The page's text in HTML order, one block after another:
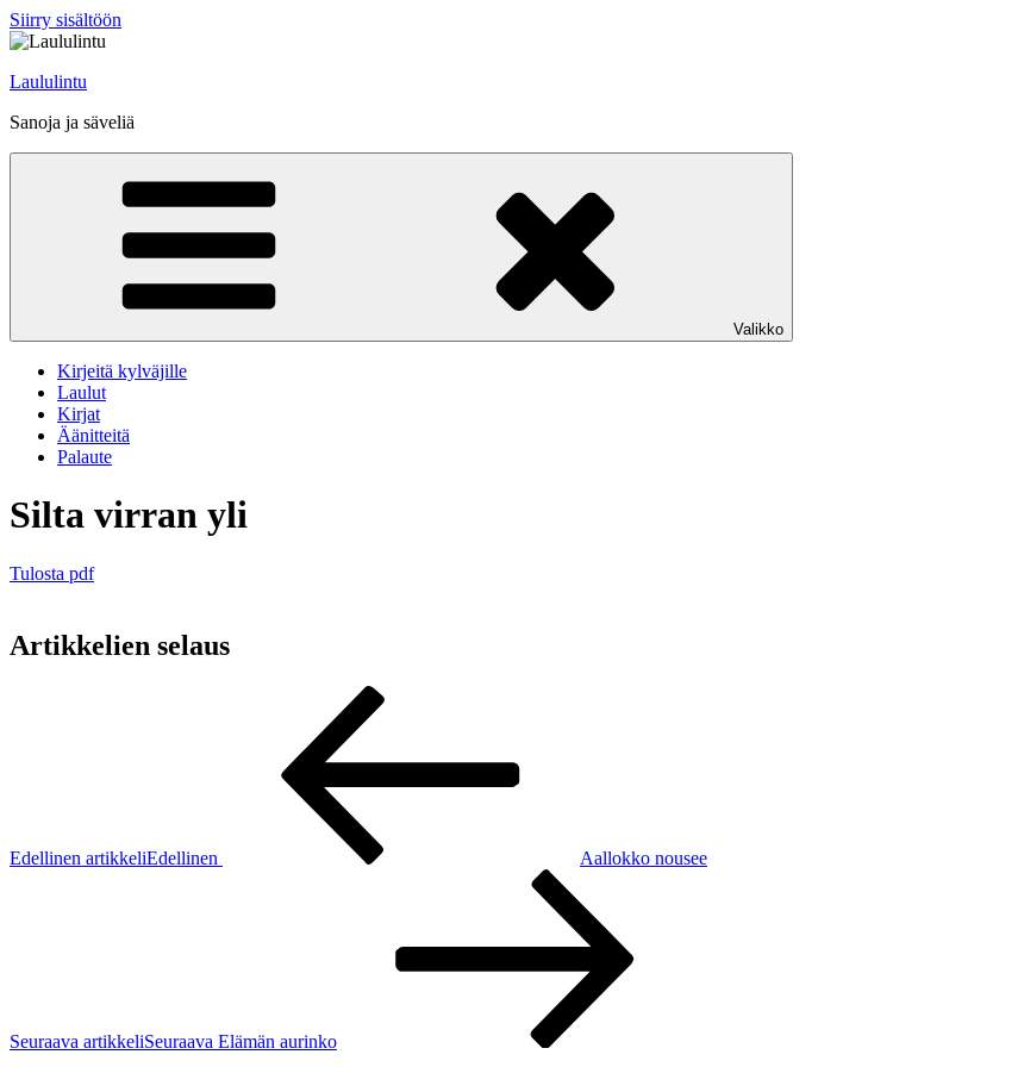
Siirry sisältöön
Laululintu
Sanoja ja säveliä
Valikko
Kirjeitä kylväjille
Laulut
Kirjat
Äänitteitä
Palaute
Silta virran yli
Tulosta pdf
Artikkelien selaus
Edellinen artikkeliEdellinen Aallokko nousee
Seuraava artikkeliSeuraava Elämän aurinko